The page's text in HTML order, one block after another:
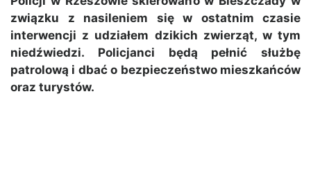
związku z nasileniem się w ostatnim czasie
interwencji z udziałem dzikich zwierząt, w tym
niedźwiedzi. Policjanci będą pełnić służbę
patrolową i dbać o bezpieczeństwo mieszkańców
oraz turystów.